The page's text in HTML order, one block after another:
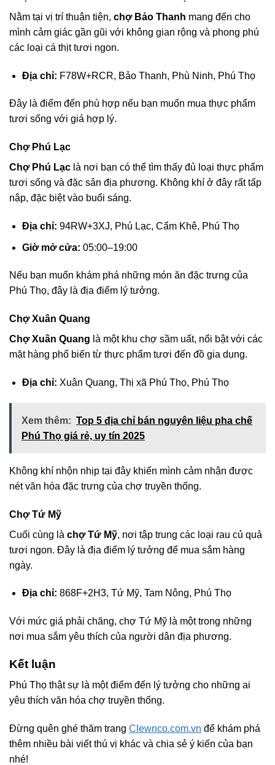
Nằm tại vị trí thuận tiện, chợ Bảo Thanh mang đến cho
mình cảm giác gần gũi với không gian rộng và phong phú
các loại cá thịt tươi ngon.
Địa chỉ: F78W+RCR, Bảo Thanh, Phù Ninh, Phú Thọ
Đây là điểm đến phù hợp nếu bạn muốn mua thực phẩm
tươi sống với giá hợp lý.
Chợ Phú Lạc
Chợ Phú Lạc là nơi bạn có thể tìm thấy đủ loại thực phẩm
tươi sống và đặc sản địa phương. Không khí ở đây rất tấp
nập, đặc biệt vào buổi sáng.
Địa chỉ: 94RW+3XJ, Phú Lạc, Cẩm Khê, Phú Thọ
Giờ mở cửa: 05:00–19:00
Nếu bạn muốn khám phá những món ăn đặc trưng của
Phú Thọ, đây là địa điểm lý tưởng.
Chợ Xuân Quang
Chợ Xuân Quang là một khu chợ sầm uất, nổi bật với các
mặt hàng phổ biến từ thực phẩm tươi đến đồ gia dụng.
Địa chỉ: Xuân Quang, Thị xã Phú Thọ, Phú Thọ
Xem thêm: Top 5 địa chỉ bán nguyên liệu pha chế
Phú Thọ giá rẻ, uy tín 2025
Không khí nhộn nhịp tại đây khiến mình cảm nhận được
nét văn hóa đặc trưng của chợ truyền thống.
Chợ Tứ Mỹ
Cuối cùng là chợ Tứ Mỹ, nơi tập trung các loại rau củ quả
tươi ngon. Đây là địa điểm lý tưởng để mua sắm hàng
ngày.
Địa chỉ: 868F+2H3, Tứ Mỹ, Tam Nông, Phú Thọ
Với mức giá phải chăng, chợ Tứ Mỹ là một trong những
nơi mua sắm yêu thích của người dân địa phương.
Kết luận
Phú Thọ thật sự là một điểm đến lý tưởng cho những ai
yêu thích văn hóa chợ truyền thống.
Đừng quên ghé thăm trang Clewnco.com.vn để khám phá
thêm nhiều bài viết thú vị khác và chia sẻ ý kiến của bạn
nhé!